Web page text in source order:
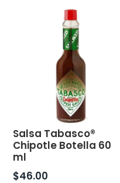
Salsa Tabasco®
Chipotle Botella 60
ml
$46.00